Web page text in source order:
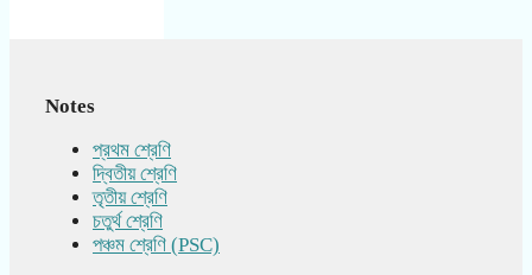
Notes
প্রথম শ্রেণি
দ্বিতীয় শ্রেণি
তৃতীয় শ্রেণি
চতুর্থ শ্রেণি
পঞ্চম শ্রেণি (PSC)